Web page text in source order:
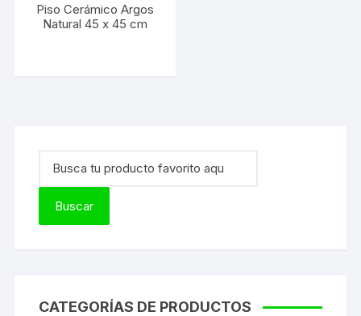
Piso Cerámico Argos
Natural 45 x 45 cm
CATEGORÍAS DE PRODUCTOS